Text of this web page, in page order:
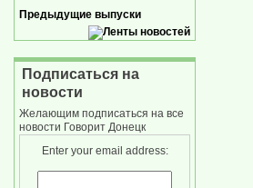
Предыдущие выпуски
Подписаться на
новости
Желающим подписаться на все
новости Говорит Донецк
Enter your email address: